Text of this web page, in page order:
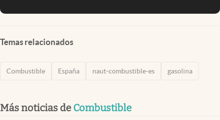
Temas relacionados
Combustible España naut-combustible-es gasolina
Más noticias de Combustible